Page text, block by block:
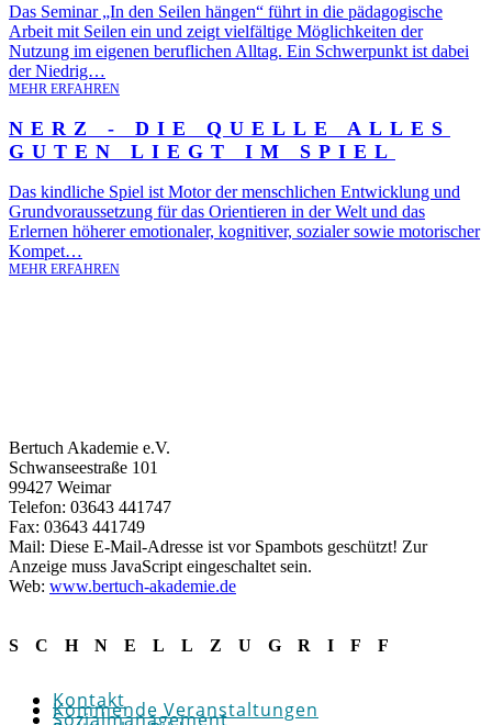
Das Seminar „In den Seilen hängen“ führt in die pädagogische
Arbeit mit Seilen ein und zeigt vielfältige Möglichkeiten der
Nutzung im eigenen beruflichen Alltag. Ein Schwerpunkt ist dabei
der Niedrig…
MEHR ERFAHREN
NERZ - DIE QUELLE ALLES
GUTEN LIEGT IM SPIEL
Das kindliche Spiel ist Motor der menschlichen Entwicklung und
Grundvoraussetzung für das Orientieren in der Welt und das
Erlernen höherer emotionaler, kognitiver, sozialer sowie motorischer
Kompet…
MEHR ERFAHREN
Bertuch Akademie e.V.
Schwanseestraße 101
99427 Weimar
Telefon: 03643 441747
Fax: 03643 441749
Mail: Diese E-Mail-Adresse ist vor Spambots geschützt! Zur
Anzeige muss JavaScript eingeschaltet sein.
Web: www.bertuch-akademie.de
SCHNELLZUGRIFF
Kontakt
Kommende Veranstaltungen
Sozialmanagement